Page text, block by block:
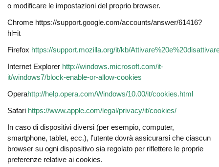
o modificare le impostazioni del proprio browser.
Chrome https://support.google.com/accounts/answer/61416?
hl=it
Firefox https://support.mozilla.org/it/kb/
Internet Explorer http://windows.microsoft.com/it-
it/windows7/block-enable-or-allow-cookies
Operahttp://help.opera.com/Windows/10.00/it/cookies.html
Safari https://www.apple.com/legal/privacy/it/cookies/
In caso di dispositivi diversi (per esempio, computer,
smartphone, tablet, ecc.), l’utente dovrà assicurarsi che ciascun
browser su ogni dispositivo sia regolato per riflettere le proprie
preferenze relative ai cookies.